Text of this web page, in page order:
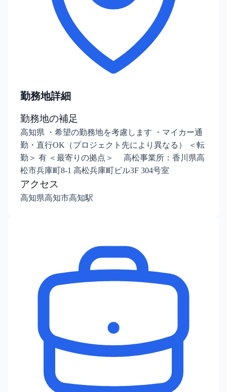
勤務地詳細
勤務地の補足
高知県 ・希望の勤務地を考慮します ・マイカー通
勤・直行OK（プロジェクト先により異なる） ＜転
勤＞ 有 ＜最寄りの拠点＞ 高松事業所：香川県高
松市兵庫町8-1 高松兵庫町ビル3F 304号室
アクセス
高知県高知市高知駅